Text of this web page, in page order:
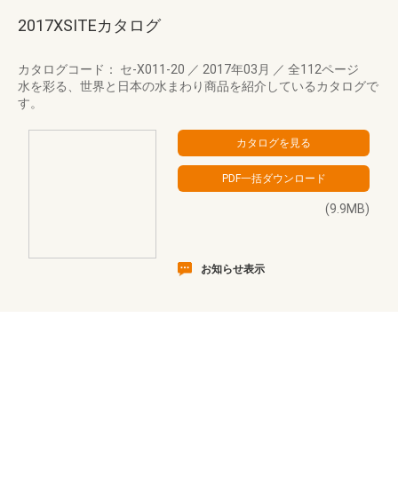
2017XSITEカタログ
カタログコード： セ-X011-20 ／ 2017年03月 ／ 全112ページ
水を彩る、世界と日本の水まわり商品を紹介しているカタログで
す。
(9.9MB)
お知らせ表示